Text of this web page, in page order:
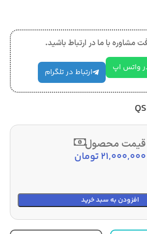
مشاوره با ما در ارتباط باشید.
واتس اپ ارتباط در تلگرام
قیمت محصول
21,000,000تومان
افزودن به سبد خرید